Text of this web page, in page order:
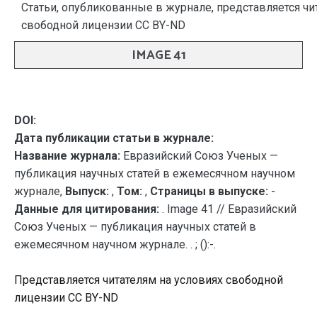
Статьи, опубликованные в журнале, представляется
свободной лицензии CC BY-ND
IMAGE 41
DOI:
Дата публикации статьи в журнале:
Название журнала: Евразийский Союз Ученых —
публикация научных статей в ежемесячном научном
журнале, Выпуск: , Том: , Страницы в выпуске: -
Данные для цитирования: . Image 41 // Евразийский
Союз Ученых — публикация научных статей в
ежемесячном научном журнале. . ; ():-.
Представляется читателям на условиях свободной
лицензии CC BY-ND